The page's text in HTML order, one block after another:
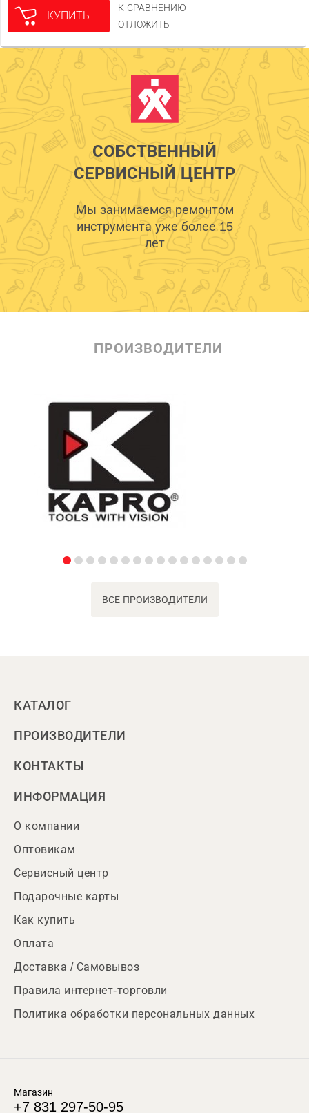
КУПИТЬ
К СРАВНЕНИЮ
ОТЛОЖИТЬ
СОБСТВЕННЫЙ
СЕРВИСНЫЙ ЦЕНТР
Мы занимаемся ремонтом
инструмента уже более 15
лет
ПРОИЗВОДИТЕЛИ
ВСЕ ПРОИЗВОДИТЕЛИ
КАТАЛОГ
ПРОИЗВОДИТЕЛИ
КОНТАКТЫ
ИНФОРМАЦИЯ
О компании
Оптовикам
Сервисный центр
Подарочные карты
Как купить
Оплата
Доставка / Самовывоз
Правила интернет-торговли
Политика обработки персональных данных
Магазин
+7 831 297-50-95